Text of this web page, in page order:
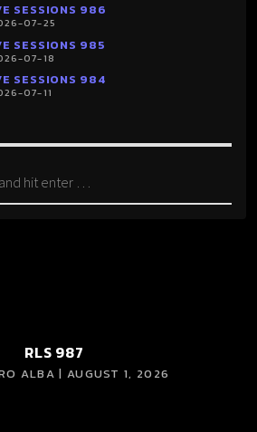
SESSIONS 986
07-25
SESSIONS 985
07-18
SESSIONS 984
07-11
RLS 987
ALBA | AUGUST 1, 2026